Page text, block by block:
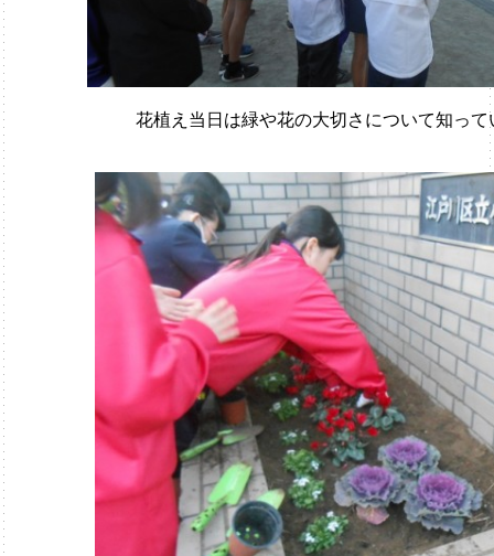
花植え当日は緑や花の大切さについて知っ